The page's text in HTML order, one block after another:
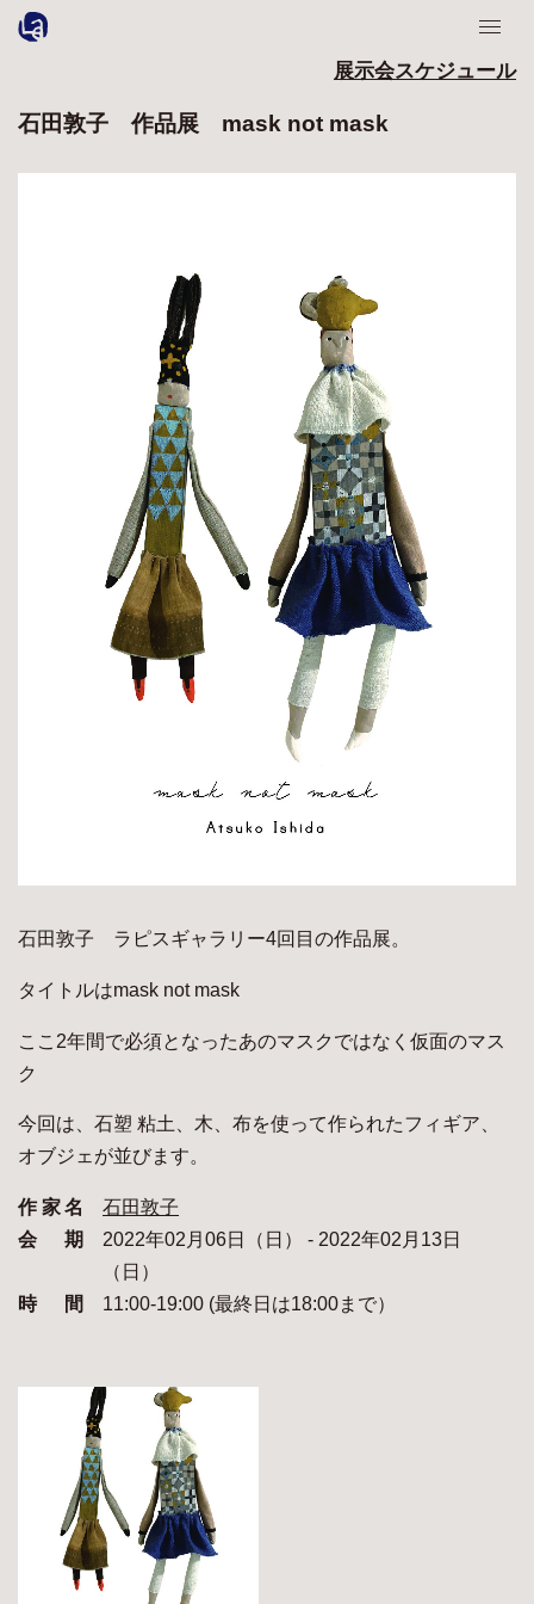
展示会スケジュール
石田敦子 作品展 mask not mask
石田敦子 ラピスギャラリー4回目の作品展。
タイトルはmask not mask
ここ2年間で必須となったあのマスクではなく仮面のマス
ク
今回は、石塑 粘土、木、布を使って作られたフィギア、
オブジェが並びます。
作家名
石田敦子
会期
2022年02月06日（日） - 2022年02月13日
（日）
時間
11:00-19:00 (最終日は18:00まで）